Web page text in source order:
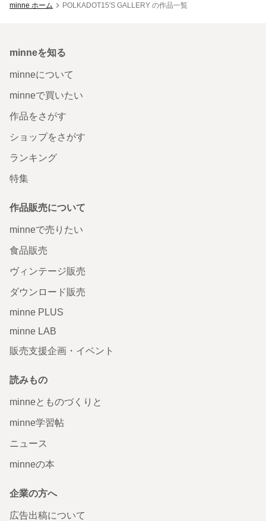
minne ホーム POLKADOT15'S GALLERY の作品一覧
minneを知る
minneについて
minneで買いたい
作品をさがす
ショップをさがす
ランキング
特集
作品販売について
minneで売りたい
食品販売
ヴィンテージ販売
ダウンロード販売
minne PLUS
minne LAB
販売支援企画・イベント
読みもの
minneとものづくりと
minne学習帖
ニュース
minneの本
企業の方へ
広告出稿について